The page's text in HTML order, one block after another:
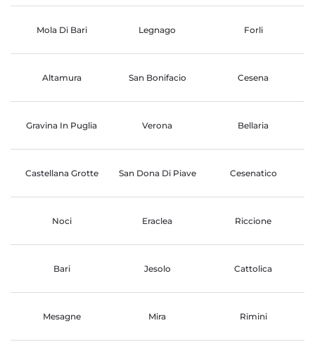
Mola Di Bari Legnago Forli
Altamura San Bonifacio Cesena
Gravina In Puglia Verona Bellaria
Castellana Grotte San Dona Di Piave Cesenatico
Noci Eraclea Riccione
Bari Jesolo Cattolica
Mesagne Mira Rimini